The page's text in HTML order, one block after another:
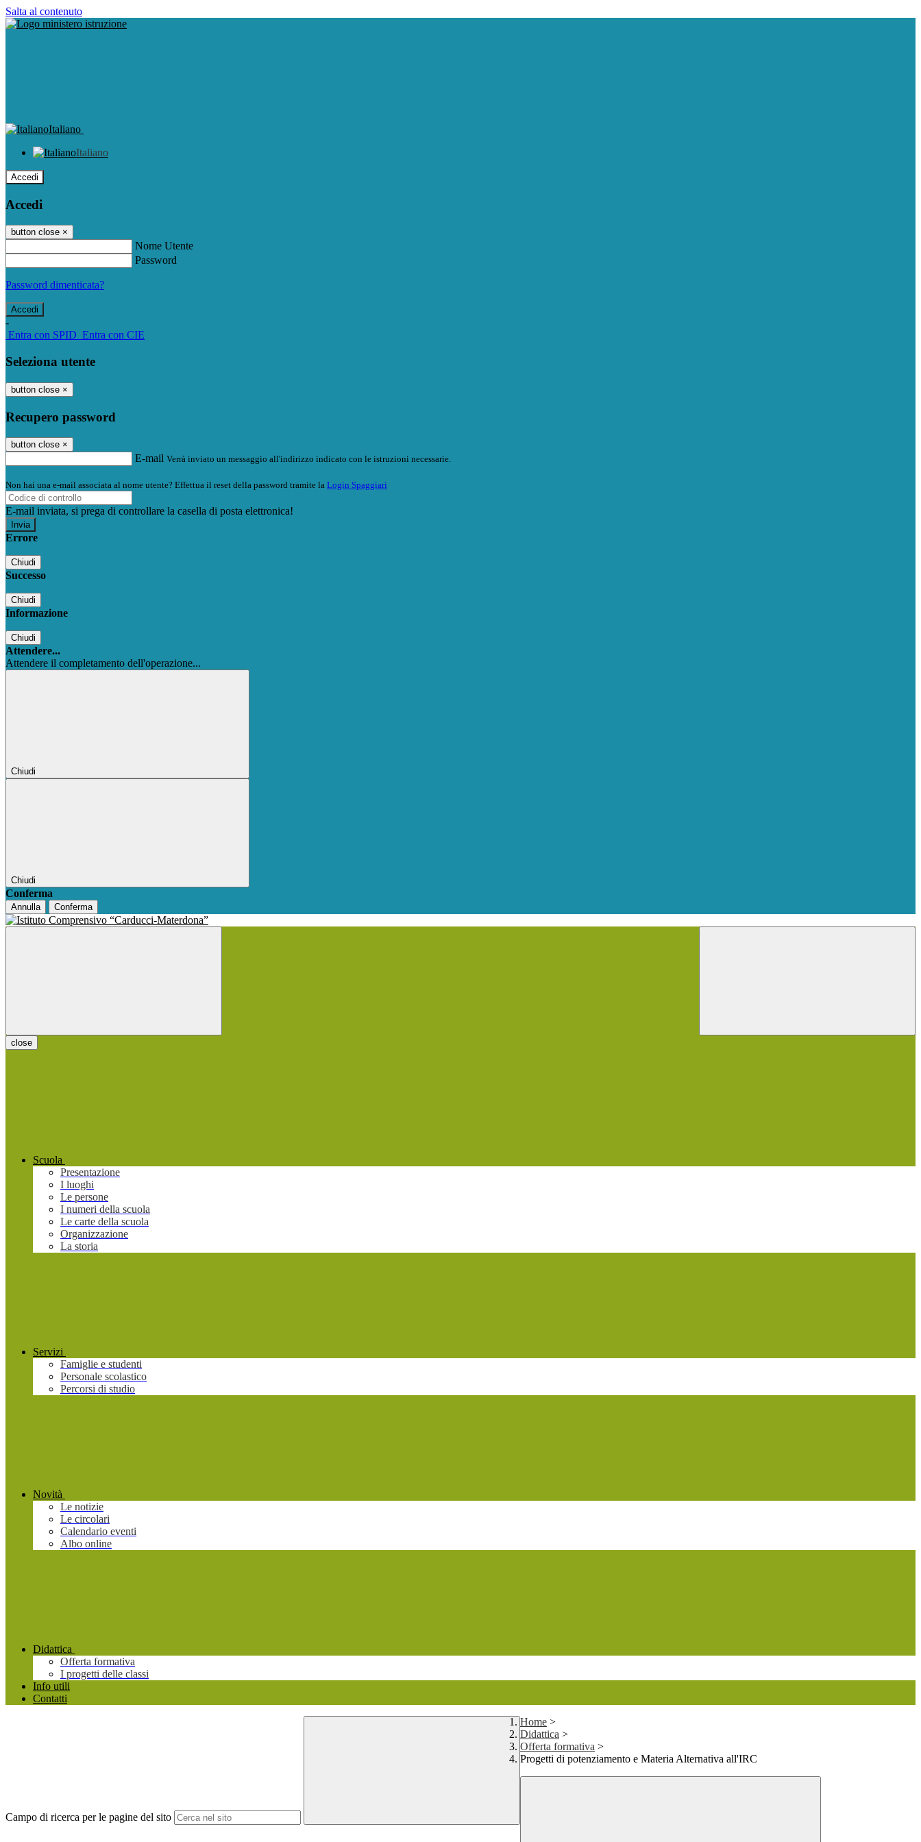
Salta al contenuto
Italiano
Italiano
Accedi
Accedi
button close ×
Nome Utente
Password
Password dimenticata?
-
Entra con SPID Entra con CIE
Seleziona utente
button close ×
Recupero password
button close ×
E-mail Verrà inviato un messaggio all'indirizzo indicato con le istruzioni necessarie.
Non hai una e-mail associata al nome utente? Effettua il reset della password tramite la Login Spaggiari
E-mail inviata, si prega di controllare la casella di posta elettronica!
Errore
Chiudi
Successo
Chiudi
Informazione
Chiudi
Attendere...
Attendere il completamento dell'operazione...
Chiudi
Chiudi
Conferma
Annulla Conferma
close
Scuola
Presentazione
I luoghi
Le persone
I numeri della scuola
Le carte della scuola
Organizzazione
La storia
Servizi
Famiglie e studenti
Personale scolastico
Percorsi di studio
Novità
Le notizie
Le circolari
Calendario eventi
Albo online
Didattica
Offerta formativa
I progetti delle classi
Info utili
Contatti
Campo di ricerca per le pagine del sito
Home >
Didattica >
Offerta formativa >
Progetti di potenziamento e Materia Alternativa all'IRC